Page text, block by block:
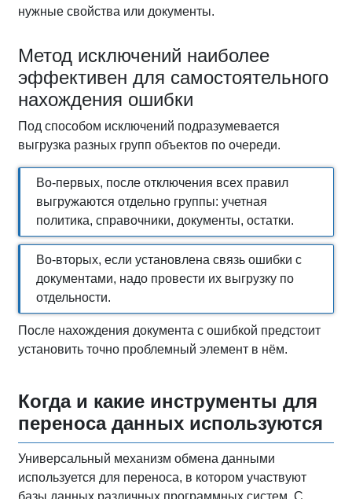
нужные свойства или документы.
Метод исключений наиболее
эффективен для самостоятельного
нахождения ошибки
Под способом исключений подразумевается
выгрузка разных групп объектов по очереди.
Во-первых, после отключения всех правил
выгружаются отдельно группы: учетная
политика, справочники, документы, остатки.
Во-вторых, если установлена связь ошибки с
документами, надо провести их выгрузку по
отдельности.
После нахождения документа с ошибкой предстоит
установить точно проблемный элемент в нём.
Когда и какие инструменты для
переноса данных используются
Универсальный механизм обмена данными
используется для переноса, в котором участвуют
базы данных различных программных систем. С